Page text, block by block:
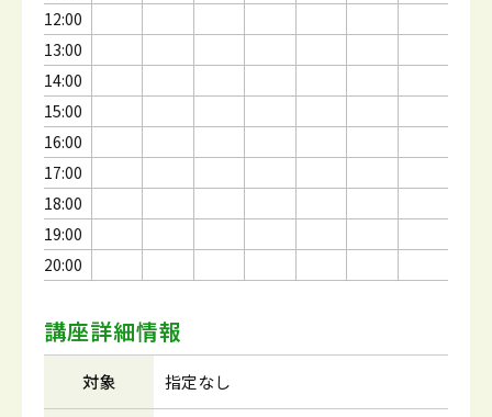
12:00
13:00
14:00
15:00
16:00
17:00
18:00
19:00
20:00
講座詳細情報
対象 指定なし